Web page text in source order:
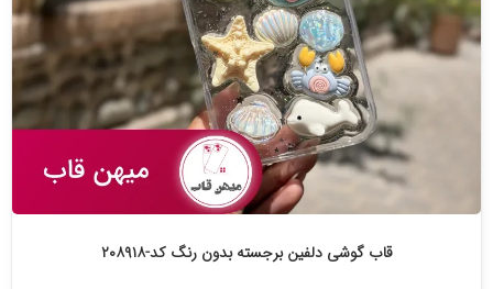
قاب گوشی دلفین برجسته بدون رنگ کد-۲۰۸۹۱۸